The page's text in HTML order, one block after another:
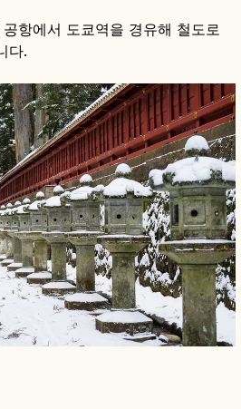
항에서 도쿄역을 경유해 철도로
다.